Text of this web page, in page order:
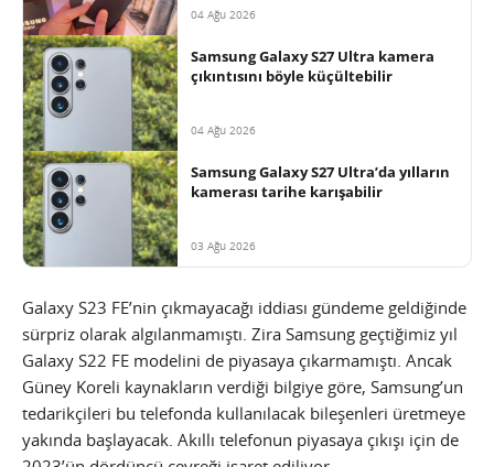
04 Ağu 2026
Samsung Galaxy S27 Ultra kamera
çıkıntısını böyle küçültebilir
04 Ağu 2026
Samsung Galaxy S27 Ultra’da yılların
kamerası tarihe karışabilir
03 Ağu 2026
Galaxy S23 FE’nin çıkmayacağı iddiası gündeme geldiğinde
sürpriz olarak algılanmamıştı. Zira Samsung geçtiğimiz yıl
Galaxy S22 FE modelini de piyasaya çıkarmamıştı. Ancak
Güney Koreli kaynakların verdiği bilgiye göre, Samsung’un
tedarikçileri bu telefonda kullanılacak bileşenleri üretmeye
yakında başlayacak. Akıllı telefonun piyasaya çıkışı için de